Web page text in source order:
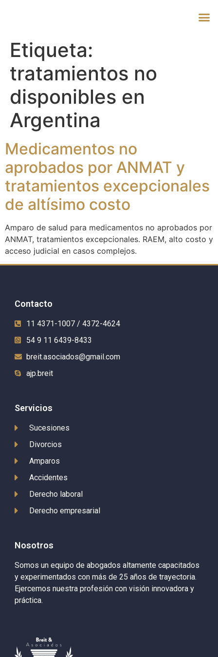
Etiqueta:
tratamientos no
disponibles en
Argentina
Medicamentos no
aprobados por ANMAT y
tratamientos excepcionales
de altísimo costo
Amparo de salud para medicamentos no aprobados por
ANMAT, tratamientos excepcionales. RAEM, alto costo y
acceso judicial en casos complejos.
Contacto
11 4371-1007 / 4372-4624
54 9 11 6439-8433
breit.asociados@gmail.com
ajp.breit
Servicios
Sucesiones
Divorcios
Amparos
Accidentes
Derecho laboral
Derecho empresarial
Nosotros
Somos un equipo de abogados altamente capacitados
y experimentados con más de 25 años de trayectoria.
Ejercemos nuestra profesión con visión innovadora y
práctica.